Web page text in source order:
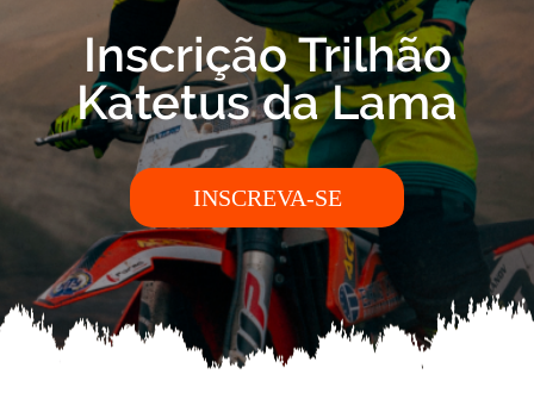
Inscrição Trilhão
Katetus da Lama
INSCREVA-SE